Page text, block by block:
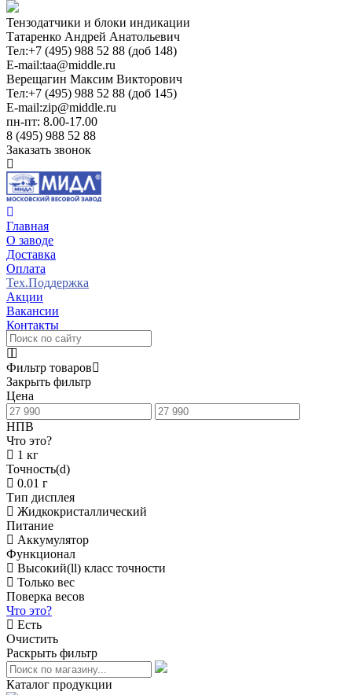
Тензодатчики и блоки индикации
Татаренко Андрей Анатольевич
Тел:+7 (495) 988 52 88 (доб 148)
E-mail:taa@middle.ru
Верещагин Максим Викторович
Тел:+7 (495) 988 52 88 (доб 145)
E-mail:zip@middle.ru
пн-пт: 8.00-17.00
8 (495) 988 52 88
Заказать звонок
Главная
О заводе
Доставка
Оплата
Тех.Поддержка
Акции
Вакансии
Контакты
Фильтр товаров
Закрыть фильтр
Цена
НПВ
Что это?
1 кг
Точность(d)
0.01 г
Тип дисплея
Жидкокристаллический
Питание
Аккумулятор
Функционал
Высокий(ll) класс точности
Только вес
Поверка весов
Что это?
Есть
Очистить
Раскрыть фильтр
Каталог продукции